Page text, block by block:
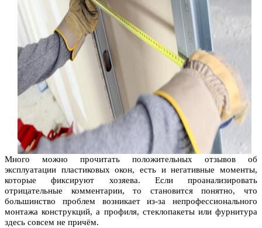
Много можно прочитать положительных отзывов об
эксплуатации пластиковых окон, есть и негативные моменты,
которые фиксируют хозяева. Если проанализировать
отрицательные комментарии, то становится понятно, что
большинство проблем возникает из-за непрофессионального
монтажа конструкций, а профиля, стеклопакеты или фурнитура
здесь совсем не причём.